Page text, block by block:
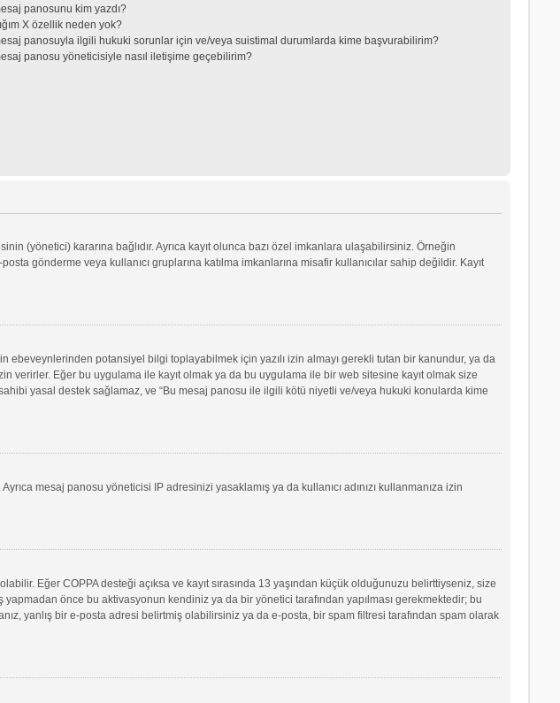
panosunu kim yazdı?
X özellik neden yok?
panosuyla ilgili hukuki sorunlar için ve/veya suistimal durumlarda kime başvurabilirim?
panosu yöneticisiyle nasıl iletişime geçebilirim?
(yönetici) kararına bağlıdır. Ayrıca kayıt olunca bazı özel imkanlara ulaşabilirsiniz. Örneğin
gönderme veya kullanıcı gruplarına katılma imkanlarına misafir kullanıcılar sahip değildir. Kayıt
potansiyel bilgi toplayabilmek için yazılı izin almayı gerekli tutan bir kanundur, ya da
Eğer bu uygulama ile kayıt olmak ya da bu uygulama ile bir web sitesine kayıt olmak size
yasal destek sağlamaz, ve “Bu mesaj panosu ile ilgili kötü niyetli ve/veya hukuki konularda kime
mesaj panosu yöneticisi IP adresinizi yasaklamış ya da kullanıcı adınızı kullanmanıza izin
Eğer COPPA desteği açıksa ve kayıt sırasında 13 yaşından küçük olduğunuzu belirttiyseniz, size
önce bu aktivasyonun kendiniz ya da bir yönetici tarafından yapılması gerekmektedir; bu
yanlış bir e-posta adresi belirtmiş olabilirsiniz ya da e-posta, bir spam filtresi tarafından spam olarak